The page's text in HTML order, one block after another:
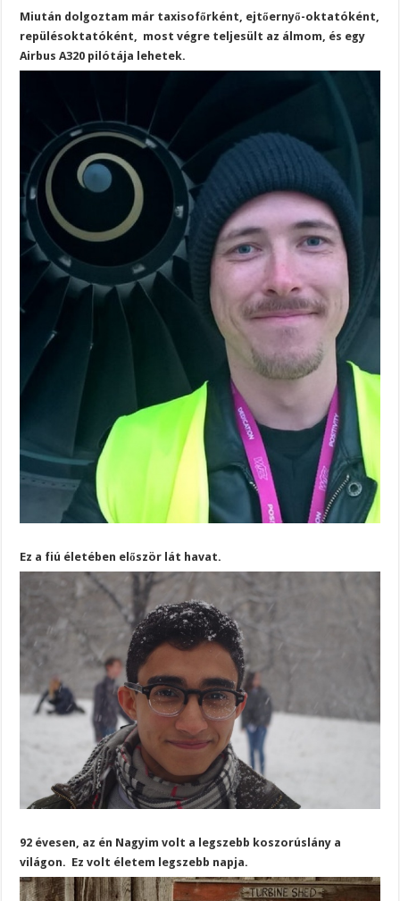
Miután dolgoztam már taxisofőrként, ejtőernyő-oktatóként,
repülésoktatóként, most végre teljesült az álmom, és egy
Airbus A320 pilótája lehetek.
Ez a fiú életében először lát havat.
92 évesen, az én Nagyim volt a legszebb koszorúslány a
világon. Ez volt életem legszebb napja.